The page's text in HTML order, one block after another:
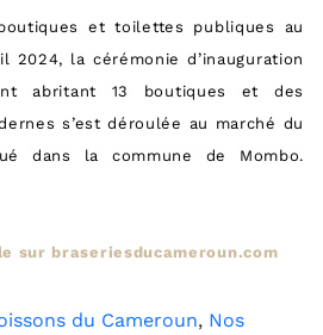
et toilettes publiques au
2024, la cérémonie d’inauguration
abritant 13 boutiques et des
s’est déroulée au marché du
dans la commune de Mombo.
sur braseriesducameroun.com
du Cameroun, Nos